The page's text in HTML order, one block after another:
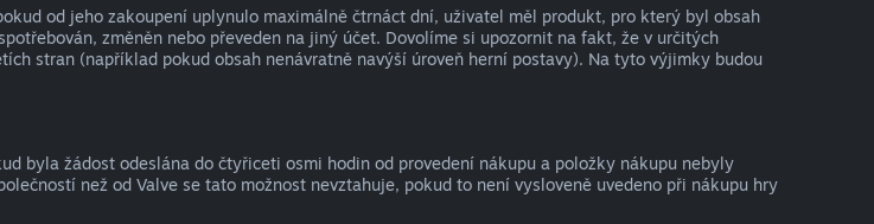
od jeho zakoupení uplynulo maximálně čtrnáct dní, uživatel měl produkt, pro který byl obsah
změněn nebo převeden na jiný účet. Dovolíme si upozornit na fakt, že v určitých
stran (například pokud obsah nenávratně navýší úroveň herní postavy). Na tyto výjimky budou
byla žádost odeslána do čtyřiceti osmi hodin od provedení nákupu a položky nákupu nebyly
než od Valve se tato možnost nevztahuje, pokud to není vysloveně uvedeno při nákupu hry